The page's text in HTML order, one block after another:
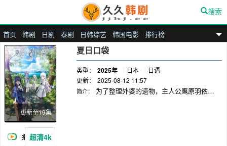
九九汉剧
首页 韩剧 日剧 泰剧 日韩综艺 韩国电影 排行榜
搜索
更新至19集
夏日口袋
类型： 2025年 日本
日语
更新：
2025-08-12 11:57
简介：
为了整理外婆的遗物，主人公鹰原羽依里
播 超清4k